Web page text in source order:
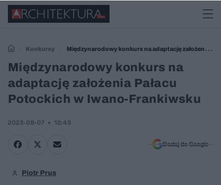
Konkursy
Międzynarodowy konkurs na adaptację założenia
Pałacu Potockich w Iwano-Frankiwsku
Międzynarodowy konkurs na
adaptację założenia Pałacu
Potockich w Iwano-Frankiwsku
2023-08-07 12:45
Dodaj do Google
Piotr Prus